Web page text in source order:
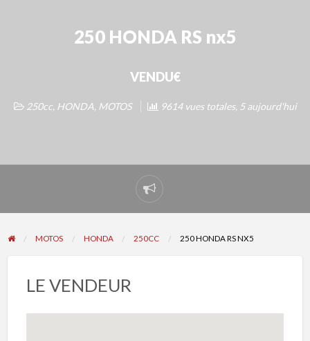
250 HONDA RS nx5
VENDU€
250cc, HONDA, MOTOS 9614 vues totales, 5 aujourd'hui
Signaler
un
problème
MOTOS HONDA 250CC 250 HONDA RS NX5
LE VENDEUR